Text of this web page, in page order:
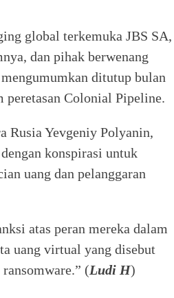
global terkemuka JBS SA,
dan pihak berwenang
ditutup bulan
peretasan Colonial Pipeline.
Rusia Yevgeniy Polyanin,
konspirasi untuk
uang dan pelanggaran
atas peran mereka dalam
uang virtual yang disebut
(Ludi H)